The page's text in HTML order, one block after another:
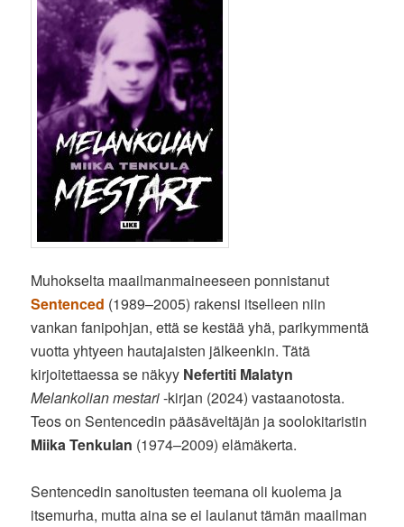
Muhokselta maailmanmaineeseen ponnistanut
Sentenced (1989–2005) rakensi itselleen niin
vankan fanipohjan, että se kestää yhä, parikymmentä
vuotta yhtyeen hautajaisten jälkeenkin. Tätä
kirjoitettaessa se näkyy Nefertiti Malatyn
Melankolian mestari-kirjan (2024) vastaanotosta.
Teos on Sentencedin pääsäveltäjän ja soolokitaristin
Miika Tenkulan (1974–2009) elämäkerta.
Sentencedin sanoitusten teemana oli kuolema ja
itsemurha, mutta aina se ei laulanut tämän maailman